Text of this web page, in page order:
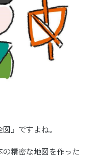
』ですよね。
精密な地図を作った